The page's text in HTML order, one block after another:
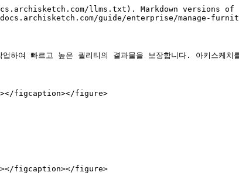
llms.txt). Markdown versions of
guide/enterprise/manage-
하여 빠르고 높은 퀄리티의 결과물을 보장합니다. 아키스케
figcaption></figure>
figcaption></figure>